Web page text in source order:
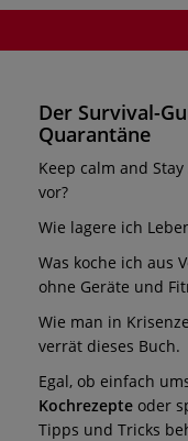
Der Survival-
Quarantäne
Keep calm and
vor?
Wie lagere ich
Was koche ich aus
ohne Geräte und
Wie man in
verrät dieses Buch.
Egal, ob einfach
Kochrezepte oder
Tipps und Tricks